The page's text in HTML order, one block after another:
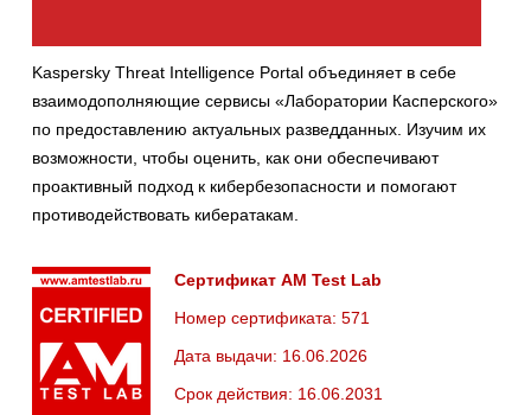
Kaspersky Threat Intelligence Portal объединяет в себе
взаимодополняющие сервисы «Лаборатории Касперского»
по предоставлению актуальных разведданных. Изучим их
возможности, чтобы оценить, как они обеспечивают
проактивный подход к кибербезопасности и помогают
противодействовать кибератакам.
Сертификат AM Test Lab
Номер сертификата: 571
Дата выдачи: 16.06.2026
Срок действия: 16.06.2031